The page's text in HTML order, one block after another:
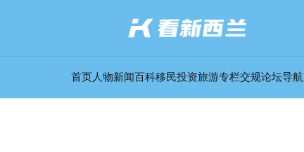
首页人物新闻百科移民投资旅游专栏交规论坛导航